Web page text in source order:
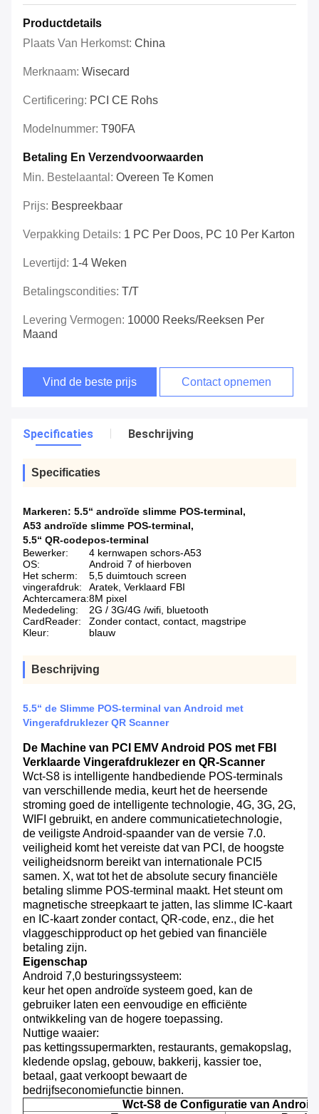
Productdetails
Plaats Van Herkomst: China
Merknaam: Wisecard
Certificering: PCI CE Rohs
Modelnummer: T90FA
Betaling En Verzendvoorwaarden
Min. Bestelaantal: Overeen Te Komen
Prijs: Bespreekbaar
Verpakking Details: 1 PC Per Doos, PC 10 Per Karton
Levertijd: 1-4 Weken
Betalingscondities: T/T
Levering Vermogen: 10000 Reeks/Reeksen Per
Maand
Vind de beste prijs Contact opnemen
Specificaties Beschrijving
Specificaties
Markeren: 5.5“ androïde slimme POS-terminal,
A53 androïde slimme POS-terminal,
5.5“ QR-codepos-terminal
Bewerker:
4 kernwapen schors-A53
OS:
Android 7 of hierboven
Het scherm:
5,5 duimtouch screen
vingerafdruk:
Aratek, Verklaard FBI
Achtercamera:8M pixel
Mededeling:
2G / 3G/4G /wifi, bluetooth
CardReader:
Zonder contact, contact, magstripe
Kleur:
blauw
Beschrijving
5.5“ de Slimme POS-terminal van Android met
Vingerafdruklezer QR Scanner
De Machine van PCI EMV Android POS met FBI
Verklaarde Vingerafdruklezer en QR-Scanner
Wct-S8 is intelligente handbediende POS-terminals
van verschillende media, keurt het de heersende
stroming goed de intelligente technologie, 4G, 3G, 2G,
WIFI gebruikt, en andere communicatietechnologie,
de veiligste Android-spaander van de versie 7.0.
veiligheid komt het vereiste dat van PCI, de hoogste
veiligheidsnorm bereikt van internationale PCI5
samen. X, wat tot het de absolute secury financiële
betaling slimme POS-terminal maakt. Het steunt om
magnetische streepkaart te jatten, las slimme IC-kaart
en IC-kaart zonder contact, QR-code, enz., die het
vlaggeschipproduct op het gebied van financiële
betaling zijn.
Eigenschap
Android 7,0 besturingssysteem:
keur het open androïde systeem goed, kan de
gebruiker laten een eenvoudige en efficiënte
ontwikkeling van de hogere toepassing.
Nuttige waaier:
pas kettingssupermarkten, restaurants, gemakopslag,
kledende opslag, gebouw, bakkerij, kassier toe,
betaal, gaat verkoopt bewaart de
bedrijfseconomiefunctie binnen.
Wct-S8 de Configuratie van Android